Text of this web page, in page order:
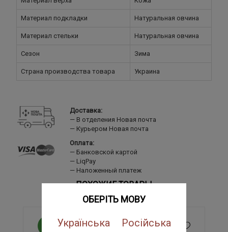
ОБЕРІТЬ МОВУ
Українська Російська
Материал подкладки Натуральная овчина
Материал стельки Натуральная овчина
Сезон Зима
Страна производства товара Украина
Доставка:
В отделения Новая почта
Курьером Новая почта
Оплата:
Банковской картой
LiqPay
Наложенный платеж
ПОХОЖИЕ ТОВАРЫ